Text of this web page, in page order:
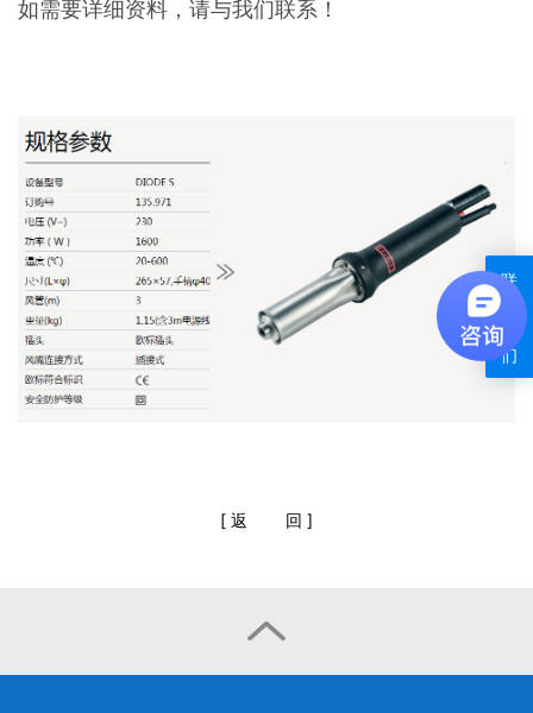
如需要详细资料，请与我们联系！
[ 返 回 ]

联
我
们